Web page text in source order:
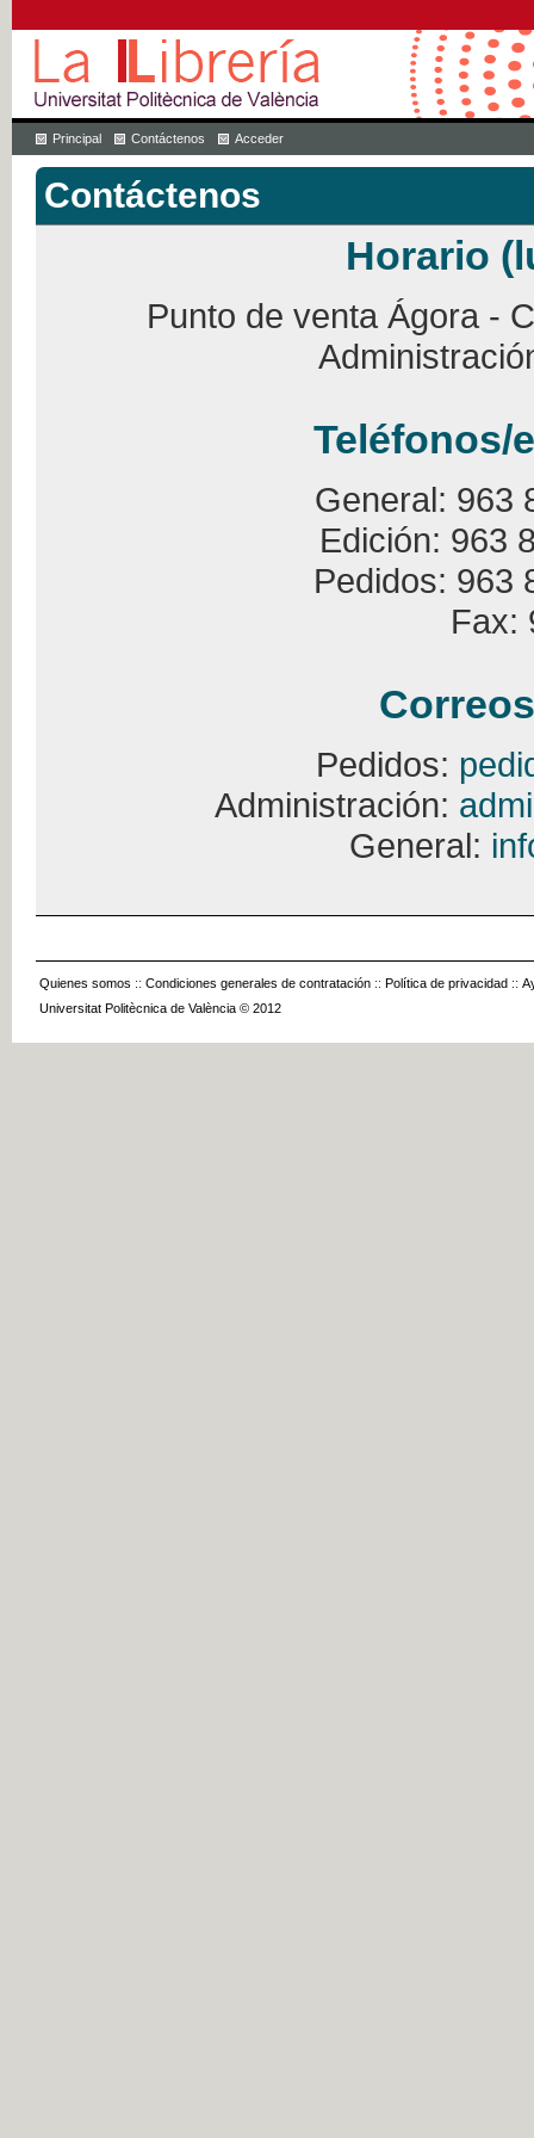
Principal Contáctenos Acceder
Contáctenos
Horario
Punto de venta Ágora -
Teléfonos/
General: 963
Edición: 963
Pedidos: 963
Fax:
Pedidos:
Administración:
General:
Quienes somos :: Condiciones generales de contratación :: Política de privacidad ::
Universitat Politècnica de València © 2012